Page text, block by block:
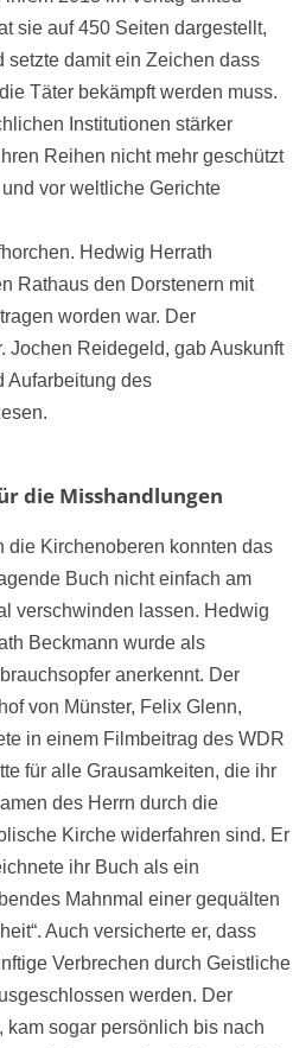
sie auf 450 Seiten dargestellt,
setzte damit ein Zeichen dass
Täter bekämpft werden muss.
Institutionen stärker
Reihen nicht mehr geschützt
vor weltliche Gerichte
Hedwig Herrath
Rathaus den Dorstenern mit
worden war. Der
Jochen Reidegeld, gab Auskunft
Aufarbeitung des
die Misshandlungen
die Kirchenoberen konnten das
Buch nicht einfach am
verschwinden lassen. Hedwig
Beckmann wurde als
anerkennt. Der
von Münster, Felix Glenn,
in einem Filmbeitrag des WDR
für alle Grausamkeiten, die ihr
des Herrn durch die
Kirche widerfahren sind. Er
ihr Buch als ein
Mahnmal einer gequälten
Auch versicherte er, dass
Verbrechen durch Geistliche
werden. Der
sogar persönlich bis nach